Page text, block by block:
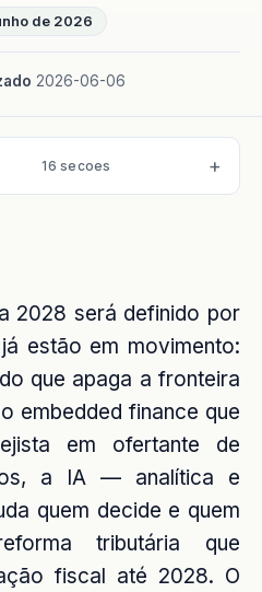
de 2026
2026-06-06
16 secoes
2028 será definido por
estão em movimento:
que apaga a fronteira
embedded finance que
em ofertante de
a IA — analítica e
quem decide e quem
tributária que
fiscal até 2028. O